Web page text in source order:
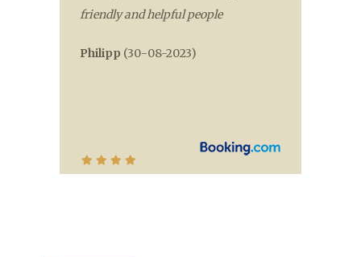
friendly and helpful people
Philipp (30-08-2023)